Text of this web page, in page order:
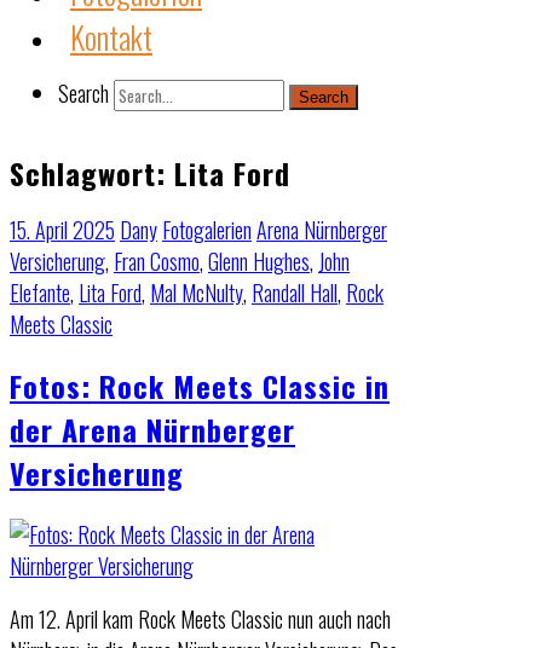
Kontakt
Search Search
Schlagwort: Lita Ford
15. April 2025 DanyFotogalerienArena Nürnberger
Versicherung, Fran Cosmo,Glenn Hughes, John
Elefante, Lita Ford, Mal McNulty, Randall Hall, Rock
Meets Classic
Fotos: Rock Meets Classic in
der Arena Nürnberger
Versicherung
Am 12. April kam Rock Meets Classic nun auch nach